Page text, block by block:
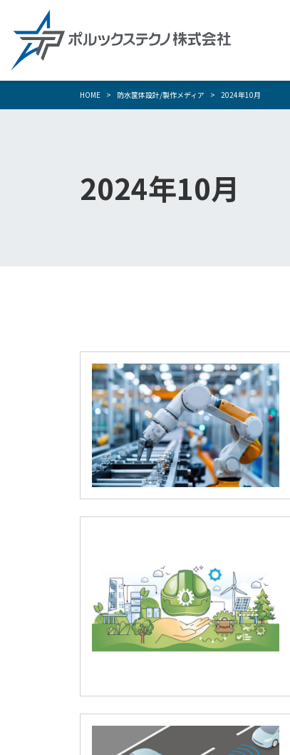
HOME 防水筐体設計/製作メディア 2024年10月
2024年10月